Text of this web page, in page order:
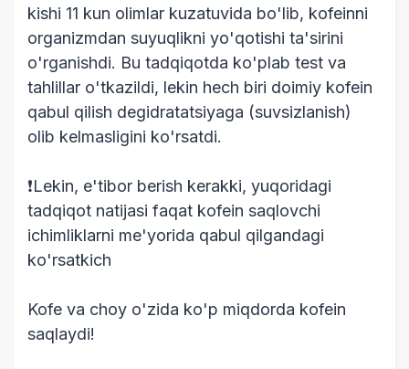
kishi 11 kun olimlar kuzatuvida bo'lib, kofeinni
organizmdan suyuqlikni yo'qotishi ta'sirini
o'rganishdi. Bu tadqiqotda ko'plab test va
tahlillar o'tkazildi, lekin hech biri doimiy kofein
qabul qilish degidratatsiyaga (suvsizlanish)
olib kelmasligini ko'rsatdi.
❗Lekin, e'tibor berish kerakki, yuqoridagi
tadqiqot natijasi faqat kofein saqlovchi
ichimliklarni me'yorida qabul qilgandagi
ko'rsatkich
Kofe va choy o'zida ko'p miqdorda kofein
saqlaydi!